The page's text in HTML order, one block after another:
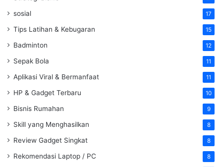
sosial 17
Tips Latihan & Kebugaran 15
Badminton 12
Sepak Bola 11
Aplikasi Viral & Bermanfaat 11
HP & Gadget Terbaru 10
Bisnis Rumahan 9
Skill yang Menghasilkan 8
Review Gadget Singkat 8
Rekomendasi Laptop / PC 8